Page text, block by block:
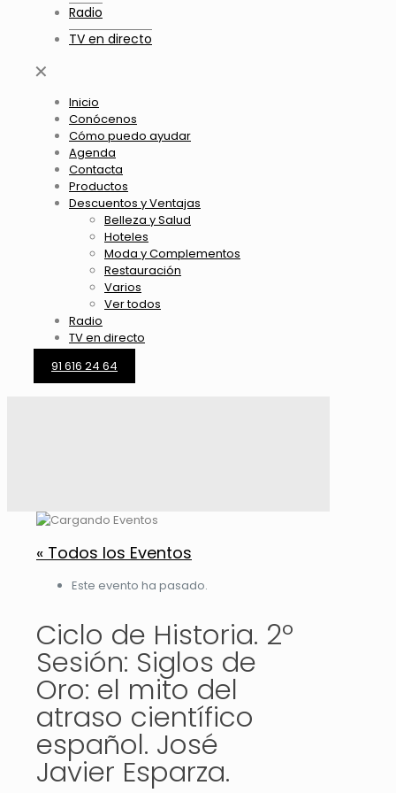
Radio
TV en directo
✕
Inicio
Conócenos
Cómo puedo ayudar
Agenda
Contacta
Productos
Descuentos y Ventajas
Belleza y Salud
Hoteles
Moda y Complementos
Restauración
Varios
Ver todos
Radio
TV en directo
91 616 24 64
« Todos los Eventos
Este evento ha pasado.
Ciclo de Historia. 2º
Sesión: Siglos de
Oro: el mito del
atraso científico
español. José
Javier Esparza.